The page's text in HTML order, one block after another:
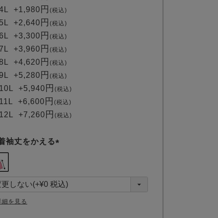
+1,980 税込
+2,640 税込
+3,300 税込
+3,960 税込
+4,620 税込
+5,280 税込
+5,940 税込
+6,600 税込
+7,260 税込
袖丈をかえる
須
)
を見る